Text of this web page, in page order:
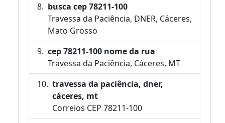
busca cep 78211-100
Travessa da Paciência, DNER, Cáceres,
Mato Grosso
cep 78211-100 nome da rua
Travessa da Paciência, Cáceres, MT
travessa da paciência, dner,
cáceres, mt
Correios CEP 78211-100